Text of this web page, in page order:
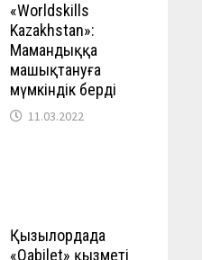
«Worldskills
Kazakhstan»:
Мамандыққа
машықтануға
мүмкіндік берді
11.03.2022
Қызылордада
«Qabilet» қызметі